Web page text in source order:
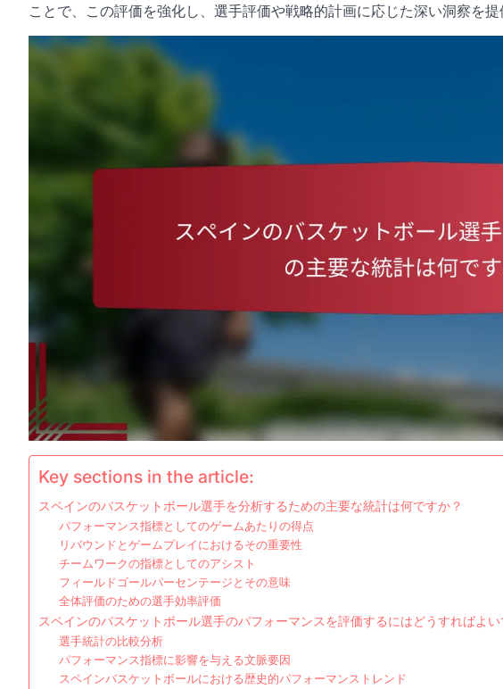
ことで、この評価を強化し、選手評価や戦略的計画に応じた深い洞察を提
Key sections in the article:
スペインのバスケットボール選手を分析するための主要な統計は何ですか？
パフォーマンス指標としてのゲームあたりの得点
リバウンドとゲームプレイにおけるその重要性
チームワークの指標としてのアシスト
フィールドゴールパーセンテージとその意味
全体評価のための選手効率評価
スペインのバスケットボール選手のパフォーマンスを評価するにはどうすればよい
選手統計の比較分析
パフォーマンス指標に影響を与える文脈要因
スペインバスケットボールにおける歴史的パフォーマンストレンド